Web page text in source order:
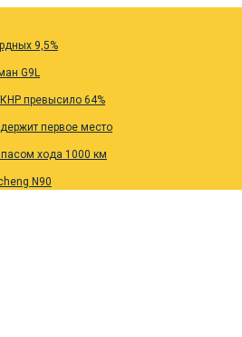
9,5%
G9L
превысило 64%
первое место
хода 1000 км
N90